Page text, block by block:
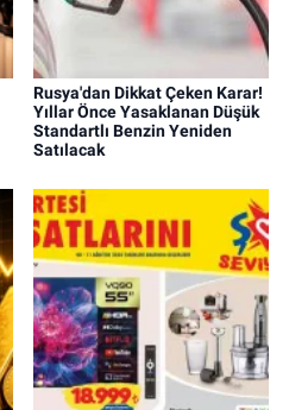
Rusya'dan Dikkat Çeken Karar!
Yıllar Önce Yasaklanan Düşük
Standartlı Benzin Yeniden
Satılacak